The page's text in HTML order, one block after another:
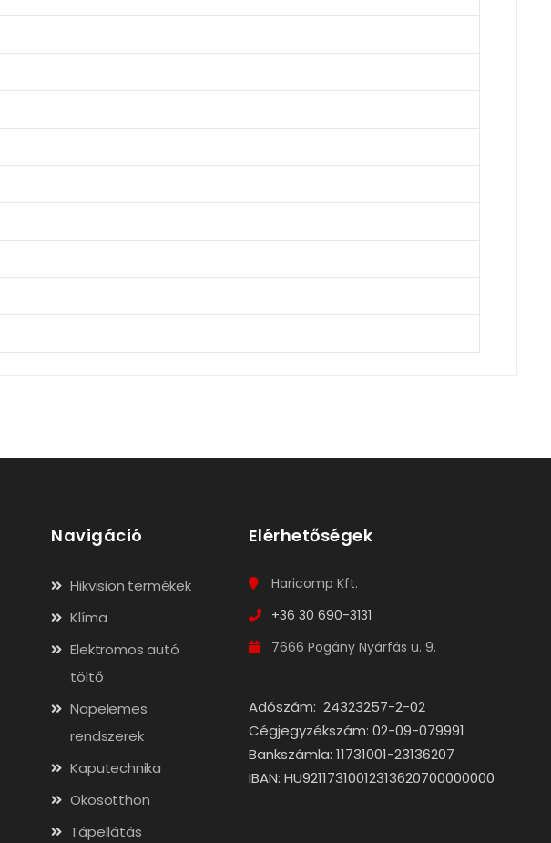
Navigáció
Hikvision termékek
Klíma
Elektromos autó
töltő
Napelemes
rendszerek
Kaputechnika
Okosotthon
Tápellátás
Elérhetőségek
Haricomp Kft.
+36 30 690-3131
7666 Pogány Nyárfás u. 9.
Adószám: 24323257-2-02
Cégjegyzékszám: 02-09-079991
Bankszámla: 11731001-23136207
IBAN: HU92117310012313620700000000